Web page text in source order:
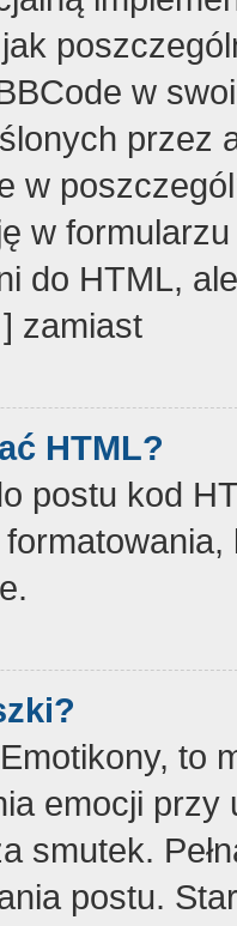
w
przez
w
w
do HTML,
zamiast
HTML?
postu kod
to
emocji
smutek.
postu.